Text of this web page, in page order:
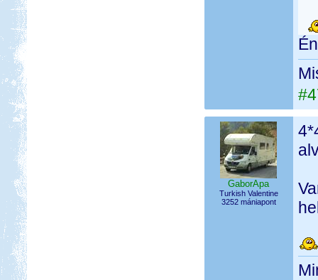
GaborApa
Turkish Valentine
3252 mániapont